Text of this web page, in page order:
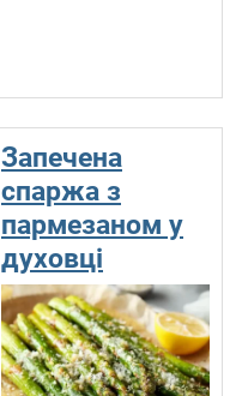
Запечена
спаржа з
пармезаном у
духовці